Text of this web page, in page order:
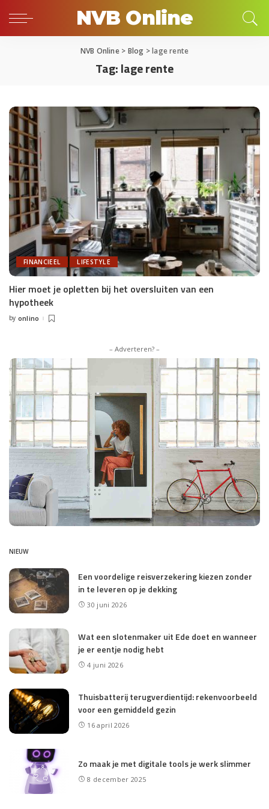
NVB Online
NVB Online> Blog >lage rente
Tag:lage rente
FINANCIEEL LIFESTYLE
Hier moet je opletten bij het oversluiten van een
hypotheek
Posted
by onlino
– Adverteren? –
NIEUW
Een voordelige reisverzekering kiezen zonder
in te leveren op je dekking
30 juni 2026
Wat een slotenmaker uit Ede doet en wanneer
je er eentje nodig hebt
4 juni 2026
Thuisbatterij terugverdientijd: rekenvoorbeeld
voor een gemiddeld gezin
16 april 2026
Zo maak je met digitale tools je werk slimmer
8 december 2025